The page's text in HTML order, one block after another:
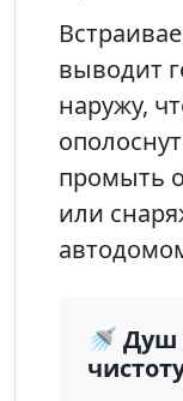
выводит
наружу,
промыть
или
🚿 Душ